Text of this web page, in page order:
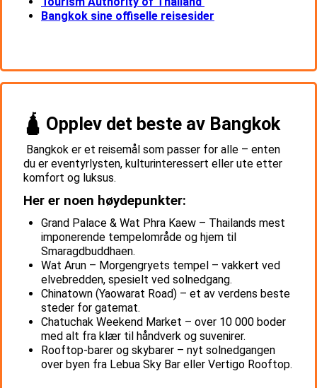
Bangkok sine offiselle reisesider
🛕 Opplev det beste av Bangkok
Bangkok er et reisemål som passer for alle – enten
du er eventyrlysten, kulturinteressert eller ute etter
komfort og luksus.
Her er noen høydepunkter:
Grand Palace & Wat Phra Kaew – Thailands mest
imponerende tempelområde og hjem til
Smaragdbuddhaen.
Wat Arun – Morgengryets tempel – vakkert ved
elvebredden, spesielt ved solnedgang.
Chinatown (Yaowarat Road) – et av verdens beste
steder for gatemat.
Chatuchak Weekend Market – over 10 000 boder
med alt fra klær til håndverk og suvenirer.
Rooftop-barer og skybarer – nyt solnedgangen
over byen fra Lebua Sky Bar eller Vertigo Rooftop.